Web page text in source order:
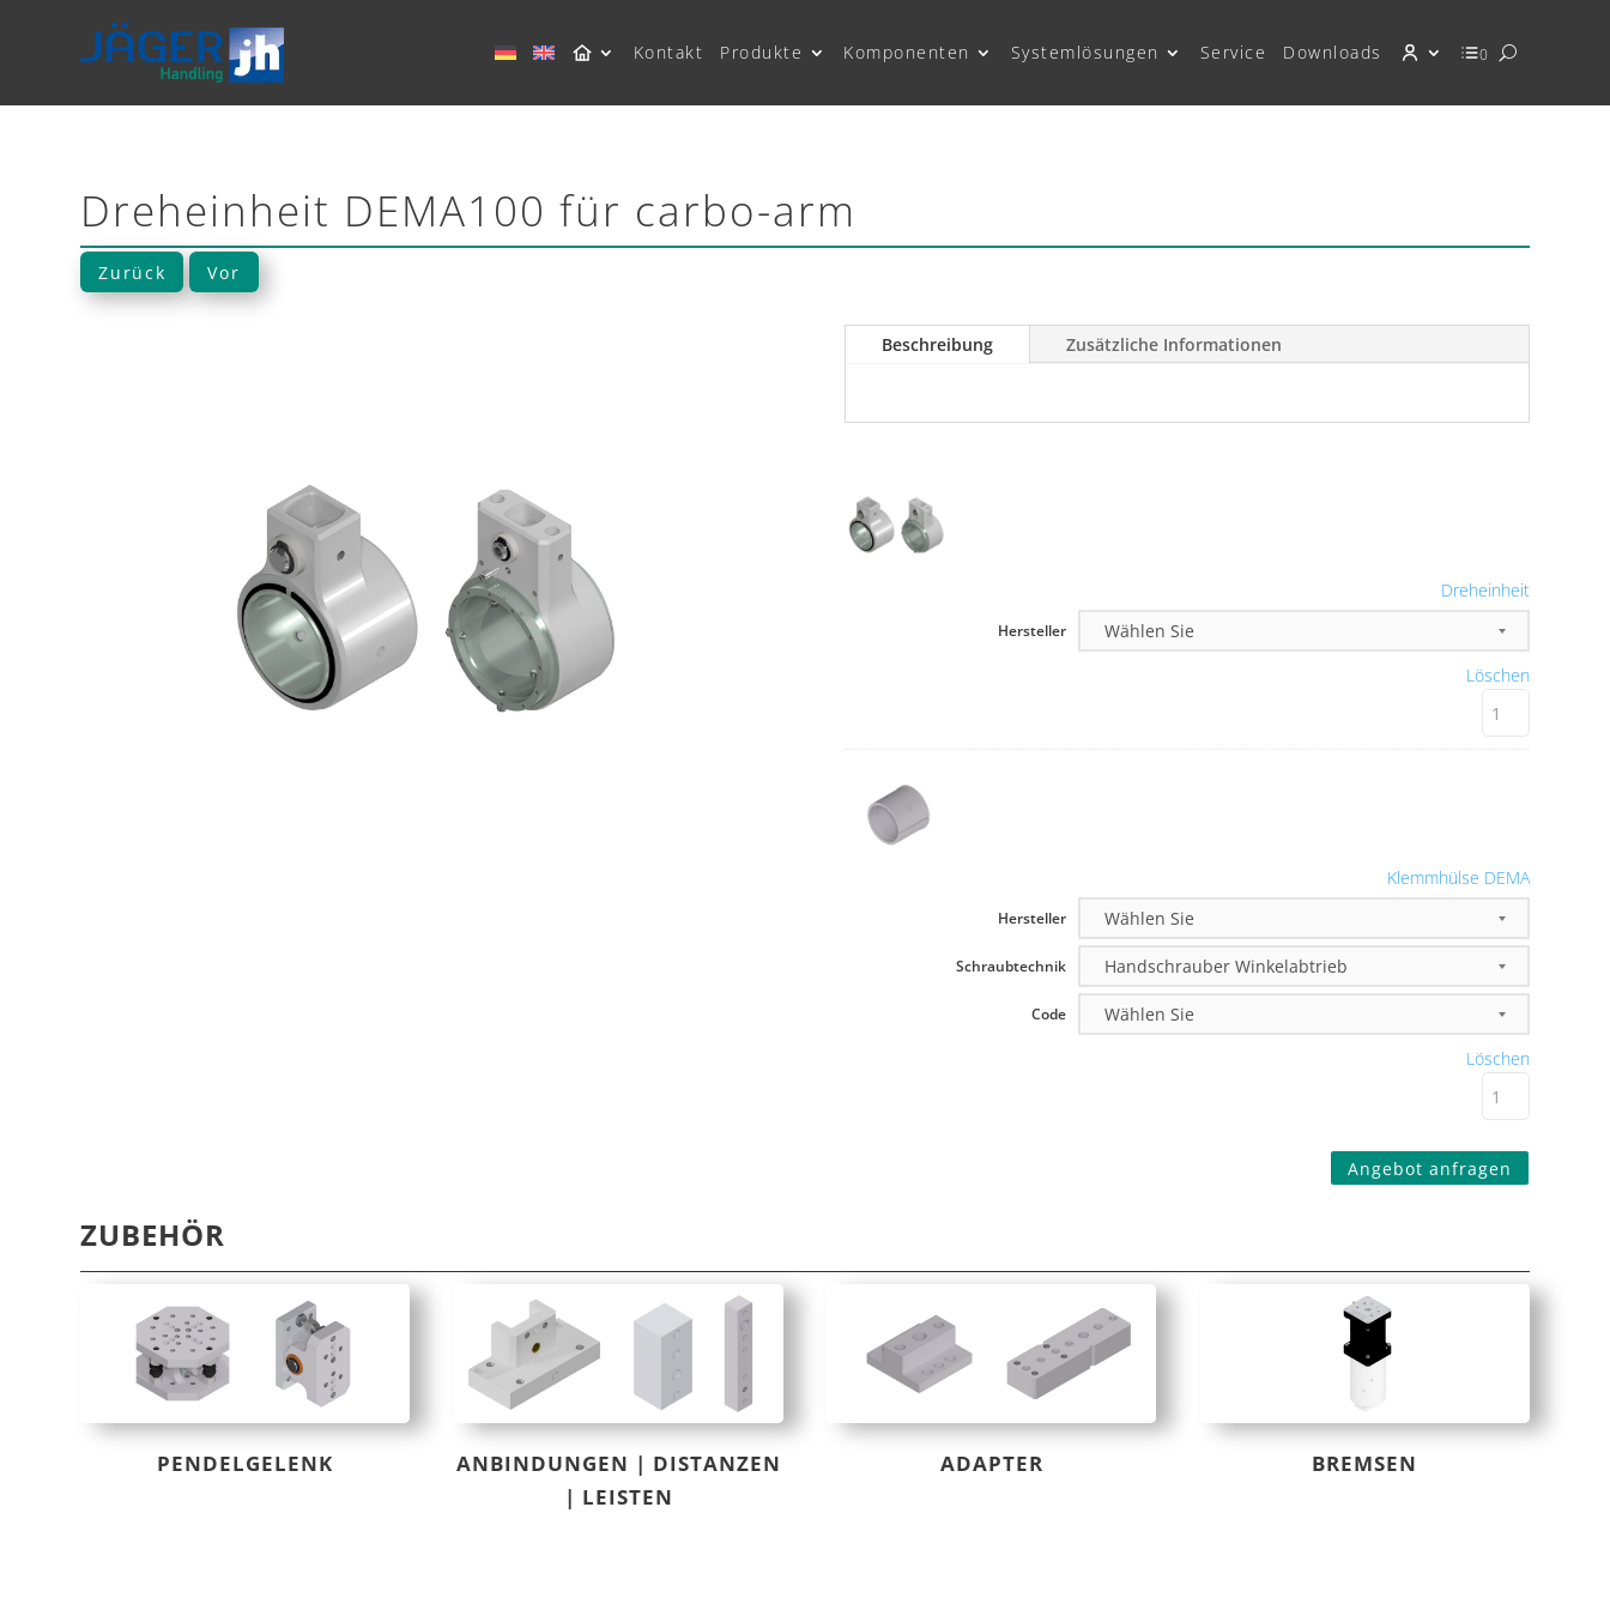
Kontakt Produkte Komponenten Systemlösungen Service Downloads 0
Dreheinheit DEMA100 für carbo-arm
Zurück Vor
Beschreibung Zusätzliche Informationen
Dreheinheit
Hersteller
Löschen
Klemmhülse DEMA
Hersteller
Schraubtechnik
Code
Löschen
Angebot anfragen
ZUBEHÖR
PENDELGELENK
ANBINDUNGEN | DISTANZEN
| LEISTEN
ADAPTER BREMSEN